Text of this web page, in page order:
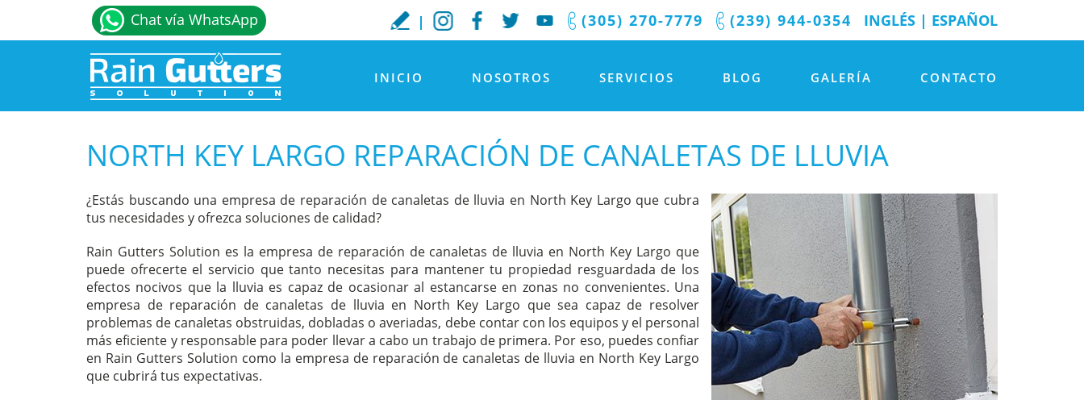
INGLÉS | ESPAÑOL
(239) 944-0354
(305) 270-7779
Chat vía WhatsApp
INICIO NOSOTROS SERVICIOS BLOG GALERÍA CONTACTO
NORTH KEY LARGO REPARACIÓN DE CANALETAS DE LLUVIA
¿Estás buscando una empresa de reparación de canaletas de lluvia en North Key Largo que cubra
tus necesidades y ofrezca soluciones de calidad?
Rain Gutters Solution es la empresa de reparación de canaletas de lluvia en North Key Largo que
puede ofrecerte el servicio que tanto necesitas para mantener tu propiedad resguardada de los
efectos nocivos que la lluvia es capaz de ocasionar al estancarse en zonas no convenientes. Una
empresa de reparación de canaletas de lluvia en North Key Largo que sea capaz de resolver
problemas de canaletas obstruidas, dobladas o averiadas, debe contar con los equipos y el personal
más eficiente y responsable para poder llevar a cabo un trabajo de primera. Por eso, puedes confiar
en Rain Gutters Solution como la empresa de reparación de canaletas de lluvia en North Key Largo
que cubrirá tus expectativas.